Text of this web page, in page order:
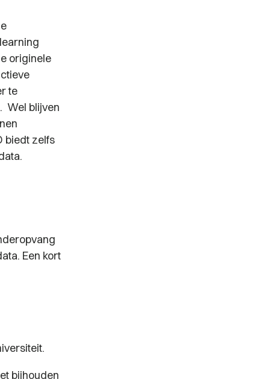
originele
te
Wel blijven
biedt zelfs
data.
Een kort
bijhouden